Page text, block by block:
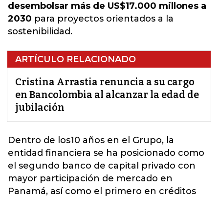
desembolsar más de US$17.000 millones a
2030 para proyectos orientados a la
sostenibilidad.
ARTÍCULO RELACIONADO
Cristina Arrastia renuncia a su cargo
en Bancolombia al alcanzar la edad de
jubilación
Dentro de los10 años en el Grupo, la
entidad financiera se ha posicionado como
el segundo banco de capital privado con
mayor participación de mercado en
Panamá, así como el primero en créditos